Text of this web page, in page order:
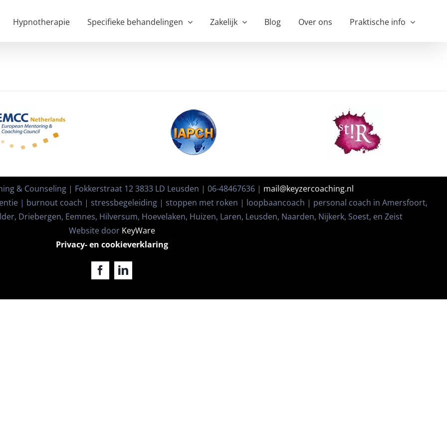
Hypnotherapie Specifieke behandelingen Zakelijk Blog Over ons Praktische info
& Counseling | Fokkerstraat 12 3833 LD Leusden | 06-48467636 | mail@keyzercoaching.nl
| burnout coach | stressbegeleiding | stoppen met roken | loopbaancoach | personal coach in Amersfoort,
Driebergen, Eemnes, Hilversum, Hoevelaken, Huizen, Laren, Leusden, Naarden, Nijkerk, Soest, en Zeist
Website door KeyWare
Privacy- en cookieverklaring
FacebookLinkedIn